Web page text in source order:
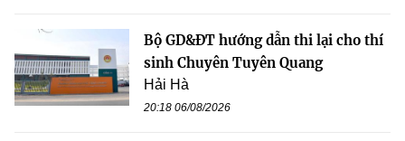
Bộ GD&ĐT hướng dẫn thi lại cho thí
sinh Chuyên Tuyên Quang
Hải Hà
20:18 06/08/2026